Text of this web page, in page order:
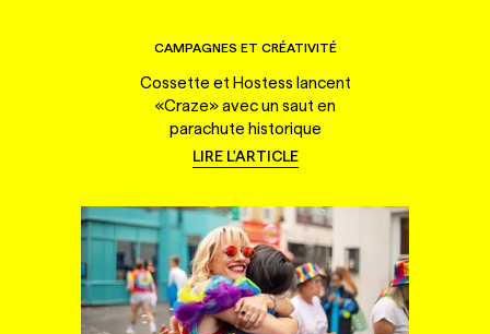
CAMPAGNES ET CRÉATIVITÉ
Cossette et Hostess lancent
«Craze» avec un saut en
parachute historique
LIRE L'ARTICLE